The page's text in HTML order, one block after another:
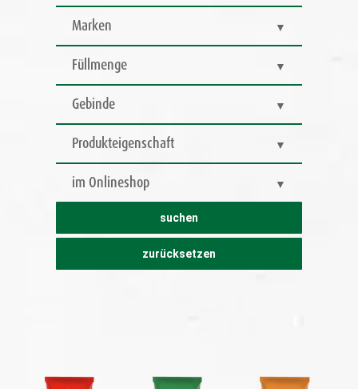
Marken
Füllmenge
Gebinde
Produkteigenschaft
im Onlineshop